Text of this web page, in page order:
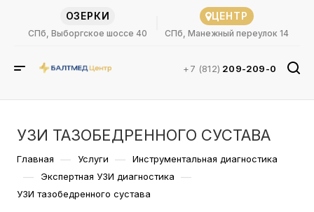
ОЗЕРКИ
СПб, Выборгское шоссе 40
ЦЕНТР
СПб, Манежный переулок 14
+7 (812) 209-209-0
УЗИ ТАЗОБЕДРЕННОГО СУСТАВА
Главная — Услуги — Инструментальная диагностика
— Экспертная УЗИ диагностика —
УЗИ тазобедренного сустава